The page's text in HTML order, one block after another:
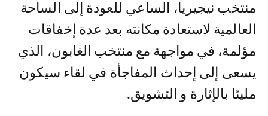
منتخب نيجيريا، الساعي للعودة إلى الساحة
العالمية لاستعادة مكانته بعد عدة إخفاقات
مؤلمة، في مواجهة مع منتخب الغابون، الذي
يسعى إلى إحداث المفاجأة في لقاء سيكون
مليئا بالإثارة و التشويق.